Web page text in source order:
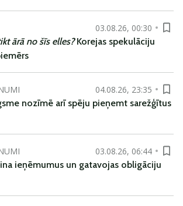
03.08.26, 00:30
ārā no šīs elles?Korejas spekulāciju
04.08.26, 23:35
nozīmē arī spēju pieņemt sarežģītus
03.08.26, 06:44
ieņēmumus un gatavojas obligāciju